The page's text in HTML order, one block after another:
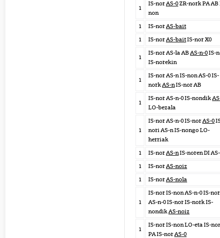
1
IS-norAS-0ZR-nork PA AB
non
1
IS-norAS-bait
1
IS-norAS-baitIS-nor X0
1
IS-nor AS-la AB AS-n-0IS-
IS-norekin
1
IS-nor AS-n IS-non AS-0 IS-
norkAS-nIS-nor AB
1
IS-nor AS-n-0 IS-nondik
LO-bezala
1
IS-nor AS-n-0 IS-norAS-0
nori AS-n IS-nongo LO-
herriak
1
IS-norAS-nIS-noren DI
1
IS-norAS-noiz
1
IS-norAS-nola
1
IS-nor IS-non AS-n-0 IS-nor
AS-n-0 IS-nor IS-nork IS-
nondikAS-noiz
1
IS-nor IS-non LO-eta IS-
PA IS-norAS-0